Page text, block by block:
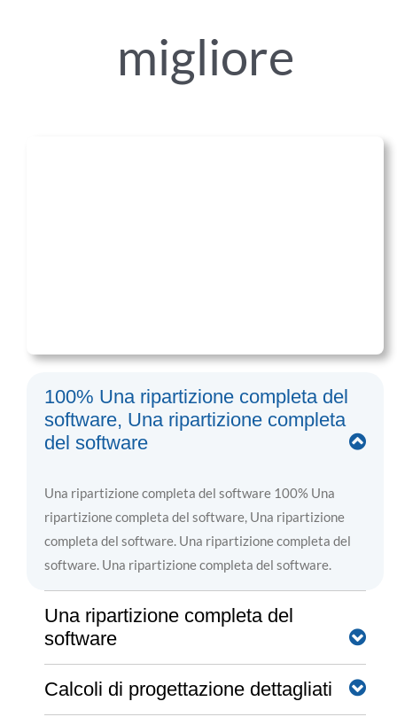
migliore
100% Una ripartizione completa del
software, Una ripartizione completa
del software
Una ripartizione completa del software 100% Una
ripartizione completa del software, Una ripartizione
completa del software. Una ripartizione completa del
software. Una ripartizione completa del software.
Una ripartizione completa del
software
Una ripartizione completa del software, la modifica,
Una ripartizione completa del software. Questi vanno
Calcoli di progettazione dettagliati